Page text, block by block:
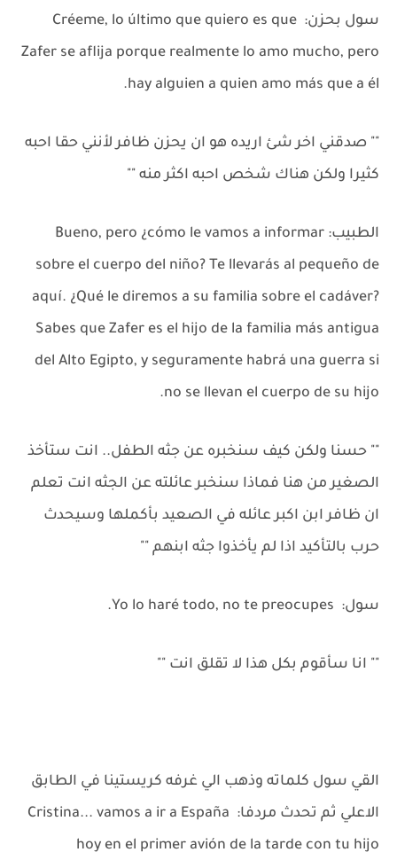
سول بحزن: Créeme, lo último que quiero es que
Zafer se aflija porque realmente lo amo mucho, pero
hay alguien a quien amo más que a él.
"" صدقني اخر شئ اريده هو ان يحزن ظافر لأنني حقا احبه
كثيرا ولكن هناك شخص احبه اكثر منه ""
الطبيب: Bueno, pero ¿cómo le vamos a informar
sobre el cuerpo del niño? Te llevarás al pequeño de
aquí. ¿Qué le diremos a su familia sobre el cadáver?
Sabes que Zafer es el hijo de la familia más antigua
del Alto Egipto, y seguramente habrá una guerra si
no se llevan el cuerpo de su hijo.
"" حسنا ولكن كيف سنخبره عن جثه الطفل.. انت ستأخذ
الصغير من هنا فماذا سنخبر عائلته عن الجثه انت تعلم
ان ظافر ابن اكبر عائله في الصعيد بأكملها وسيحدث
حرب بالتأكيد اذا لم يأخذوا جثه ابنهم ""
سول: Yo lo haré todo, no te preocupes.
"" انا سأقوم بكل هذا لا تقلق انت ""
القي سول كلماته وذهب الي غرفه كريستينا في الطابق
الاعلي ثم تحدث مردفا: Cristina... vamos a ir a España
hoy en el primer avión de la tarde con tu hijo